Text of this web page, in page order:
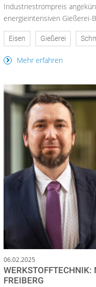
Industriestrompreis
energieintensiven Gießerei-
Eisen Gießerei
Mehr erfahren
06.02.2025
WERKSTOFFTECHNIK:
FREIBERG